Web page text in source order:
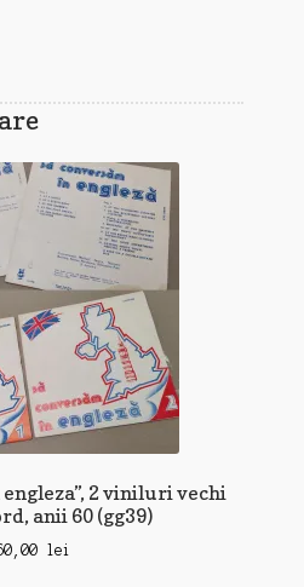
2 viniluri vechi
anii 60 (gg39)
lei